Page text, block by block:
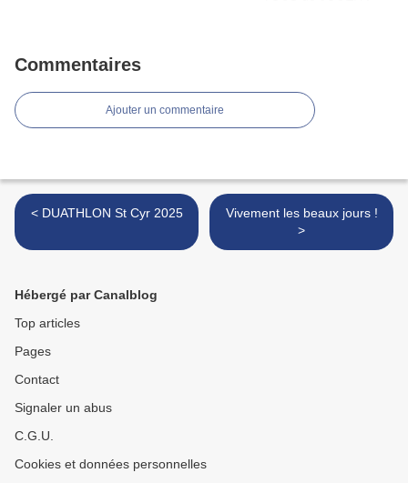
Commentaires
Ajouter un commentaire
< DUATHLON St Cyr 2025
Vivement les beaux jours !
>
Hébergé par Canalblog
Top articles
Pages
Contact
Signaler un abus
C.G.U.
Cookies et données personnelles